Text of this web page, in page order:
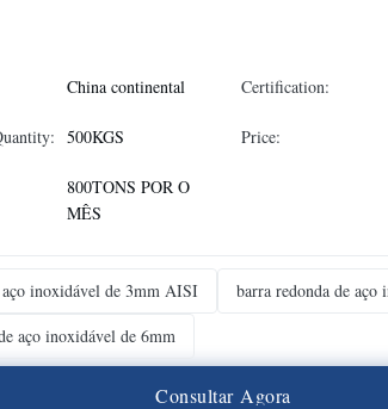
China continental Certification:
500KGS Price:
800TONS POR O
MÊS
inoxidável de 3mm AISI
barra redonda de aço
aço inoxidável de 6mm
Consultar Agora